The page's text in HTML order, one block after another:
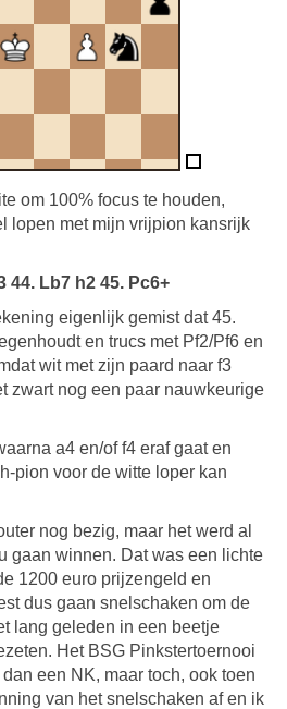
om 100% focus te houden,
lopen met mijn vrijpion kansrijk
44. Lb7 h2 45. Pc6+
eigenlijk gemist dat 45.
en trucs met Pf2/Pf6 en
wit met zijn paard naar f3
zwart nog een paar nauwkeurige
a4 en/of f4 eraf gaat en
pion voor de witte loper kan
nog bezig, maar het werd al
gaan winnen. Dat was een lichte
1200 euro prijzengeld en
dus gaan snelschaken om de
lang geleden in een beetje
Het BSG Pinkstertoernooi
een NK, maar toch, ook toen
van het snelschaken af en ik